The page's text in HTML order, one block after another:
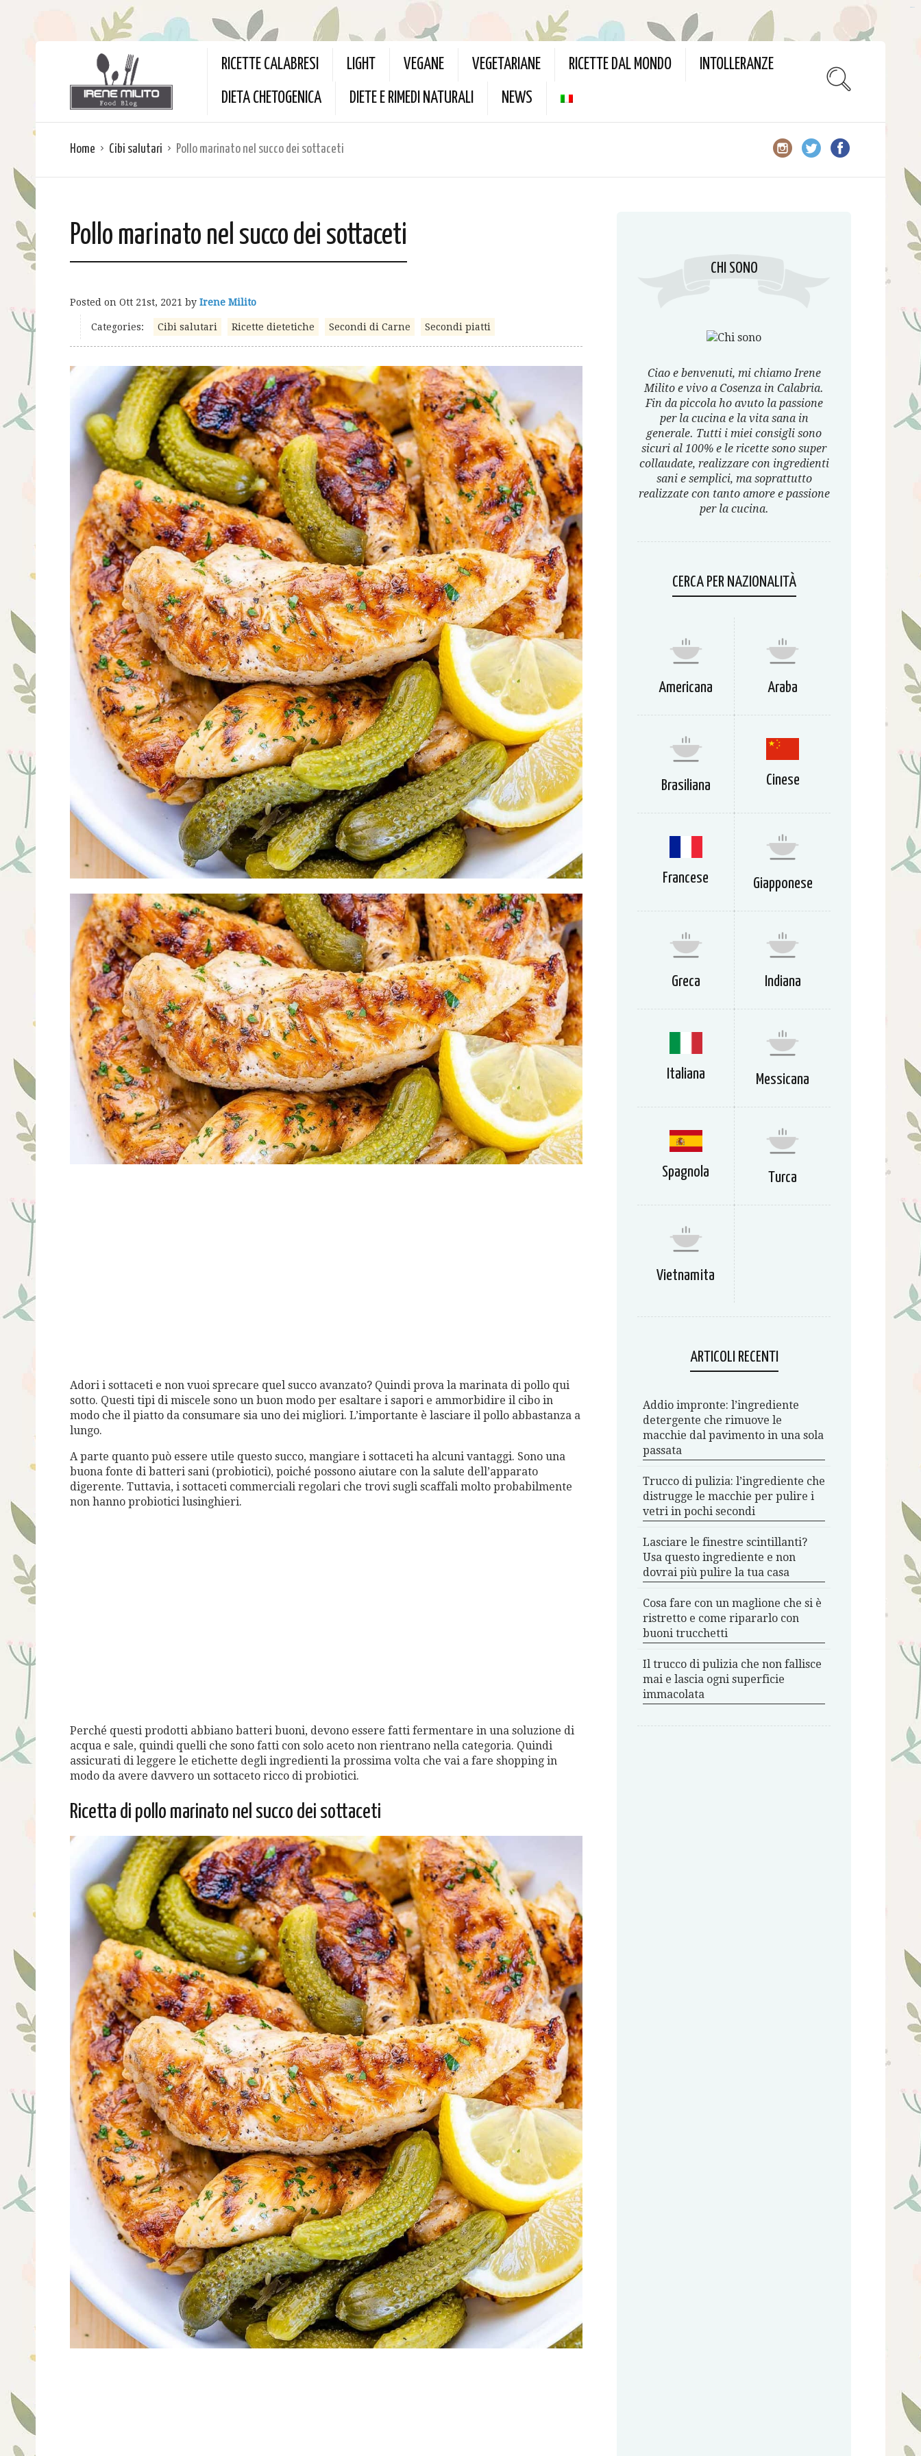
RICETTE CALABRESI LIGHT VEGANE VEGETARIANE RICETTE DAL MONDO INTOLLERANZE
DIETA CHETOGENICA DIETE E RIMEDI NATURALI NEWS
Home Cibi salutari Pollo marinato nel succo dei sottaceti
Pollo marinato nel succo dei sottaceti
Posted on Ott 21st, 2021 by Irene Milito
Categories: Cibi salutari Ricette dietetiche Secondi di Carne Secondi piatti
Adori i sottaceti e non vuoi sprecare quel succo avanzato? Quindi prova la marinata di pollo qui
sotto. Questi tipi di miscele sono un buon modo per esaltare i sapori e ammorbidire il cibo in
modo che il piatto da consumare sia uno dei migliori. L’importante è lasciare il pollo abbastanza a
lungo.
A parte quanto può essere utile questo succo, mangiare i sottaceti ha alcuni vantaggi. Sono una
buona fonte di batteri sani (probiotici), poiché possono aiutare con la salute dell’apparato
digerente. Tuttavia, i sottaceti commerciali regolari che trovi sugli scaffali molto probabilmente
non hanno probiotici lusinghieri.
Perché questi prodotti abbiano batteri buoni, devono essere fatti fermentare in una soluzione di
acqua e sale, quindi quelli che sono fatti con solo aceto non rientrano nella categoria. Quindi
assicurati di leggere le etichette degli ingredienti la prossima volta che vai a fare shopping in
modo da avere davvero un sottaceto ricco di probiotici.
Ricetta di pollo marinato nel succo dei sottaceti
CHI SONO
Ciao e benvenuti, mi chiamo Irene
Milito e vivo a Cosenza in Calabria.
Fin da piccola ho avuto la passione
per la cucina e la vita sana in
generale. Tutti i miei consigli sono
sicuri al 100% e le ricette sono super
collaudate, realizzare con ingredienti
sani e semplici, ma soprattutto
realizzate con tanto amore e passione
per la cucina.
CERCA PER NAZIONALITÀ
Americana Araba
Brasiliana Cinese
Francese Giapponese
Greca Indiana
Italiana Messicana
Spagnola Turca
Vietnamita
ARTICOLI RECENTI
Addio impronte: l’ingrediente
detergente che rimuove le
macchie dal pavimento in una sola
passata
Trucco di pulizia: l’ingrediente che
distrugge le macchie per pulire i
vetri in pochi secondi
Lasciare le finestre scintillanti?
Usa questo ingrediente e non
dovrai più pulire la tua casa
Cosa fare con un maglione che si è
ristretto e come ripararlo con
buoni trucchetti
Il trucco di pulizia che non fallisce
mai e lascia ogni superficie
immacolata